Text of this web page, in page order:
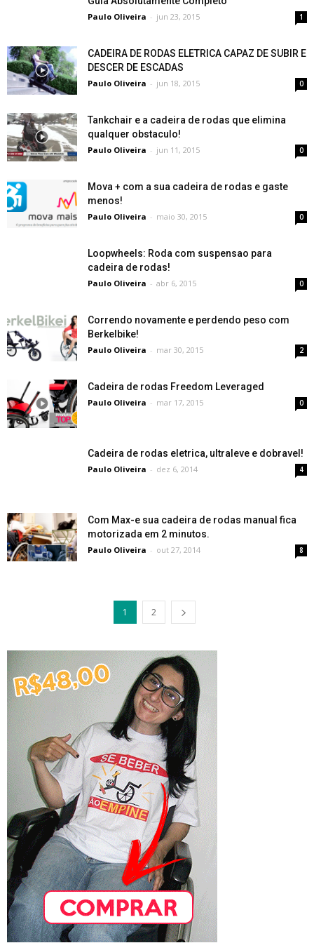
Paulo Oliveira - jun 23, 2015 1
CADEIRA DE RODAS ELETRICA CAPAZ DE SUBIR E
DESCER DE ESCADAS
Paulo Oliveira - jun 18, 2015 0
Tankchair e a cadeira de rodas que elimina
qualquer obstaculo!
Paulo Oliveira - jun 11, 2015 0
Mova + com a sua cadeira de rodas e gaste
menos!
Paulo Oliveira - maio 30, 2015 0
Loopwheels: Roda com suspensao para
cadeira de rodas!
Paulo Oliveira - abr 6, 2015 0
Correndo novamente e perdendo peso com
Berkelbike!
Paulo Oliveira - mar 30, 2015 2
Cadeira de rodas Freedom Leveraged
Paulo Oliveira - mar 17, 2015 0
Cadeira de rodas eletrica, ultraleve e dobravel!
Paulo Oliveira - dez 6, 2014 4
Com Max-e sua cadeira de rodas manual fica
motorizada em 2 minutos.
Paulo Oliveira - out 27, 2014 8
1 2